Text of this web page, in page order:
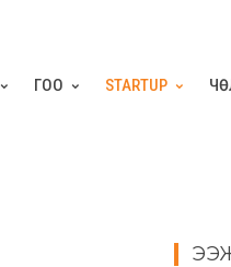
ГОО STARTUP